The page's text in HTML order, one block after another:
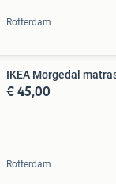
Rotterdam
IKEA Morgedal
€ 45,00
Rotterdam